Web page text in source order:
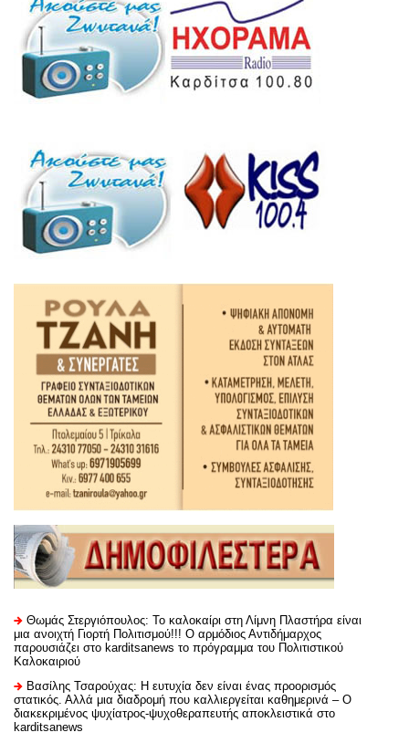
Θωμάς Στεργιόπουλος: Το καλοκαίρι στη Λίμνη Πλαστήρα είναι
μια ανοιχτή Γιορτή Πολιτισμού!!! Ο αρμόδιος Αντιδήμαρχος
παρουσιάζει στο karditsanews το πρόγραμμα του Πολιτιστικού
Καλοκαιριού
Βασίλης Τσαρούχας: Η ευτυχία δεν είναι ένας προορισμός
στατικός. Αλλά μια διαδρομή που καλλιεργείται καθημερινά – Ο
διακεκριμένος ψυχίατρος-ψυχοθεραπευτής αποκλειστικά στο
karditsanews